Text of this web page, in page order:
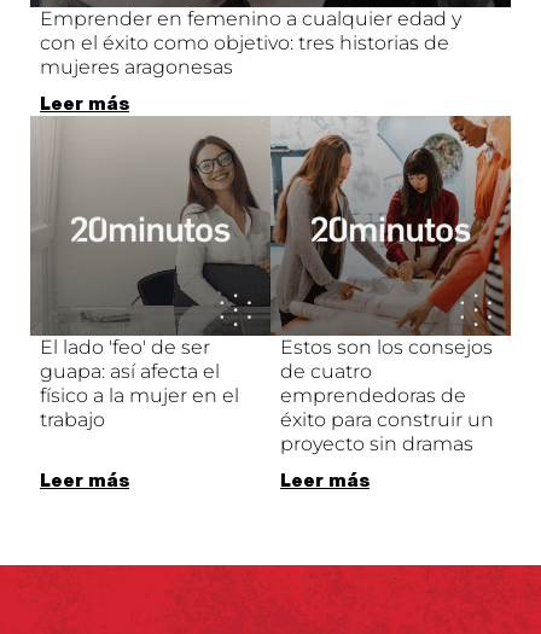
Emprender en femenino a cualquier edad y
con el éxito como objetivo: tres historias de
mujeres aragonesas
Leer más
El lado 'feo' de ser
guapa: así afecta el
físico a la mujer en el
trabajo
Leer más
Estos son los consejos
de cuatro
emprendedoras de
éxito para construir un
proyecto sin dramas
Leer más